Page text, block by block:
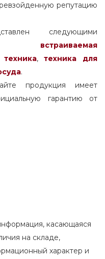
репутацию
следующими
встраиваемая
,
техника для
.
продукция имеет
гарантию от
касающаяся
на складе,
характер и